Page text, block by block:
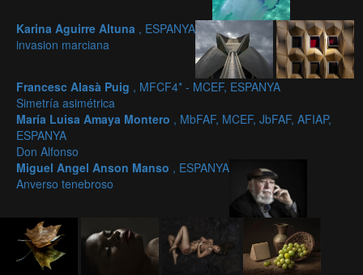
Karina Aguirre Altuna , ESPANYA
invasion marciana
Francesc Alasà Puig , MFCF4* - MCEF, ESPANYA
Simetría asimétrica
María Luisa Amaya Montero , MbFAF, MCEF, JbFAF, AFIAP,
ESPANYA
Don Alfonso
Miguel Angel Anson Manso , ESPANYA
Anverso tenebroso